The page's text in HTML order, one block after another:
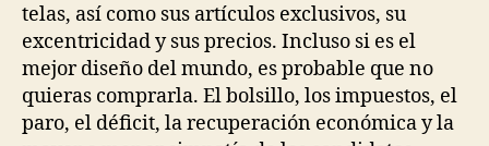
telas, así como sus artículos exclusivos, su
excentricidad y sus precios. Incluso si es el
mejor diseño del mundo, es probable que no
quieras comprarla. El bolsillo, los impuestos, el
paro, el déficit, la recuperación económica y la